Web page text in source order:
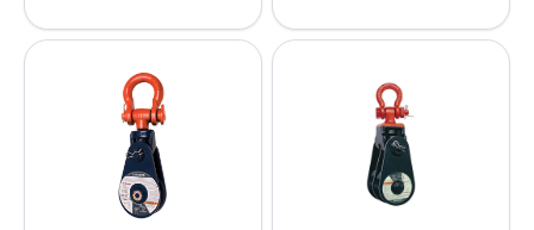
m
x
.
4
0
a
s
t
b
l
a
s
t
b